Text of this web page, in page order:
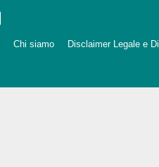
Chi siamo Disclaimer Legale e